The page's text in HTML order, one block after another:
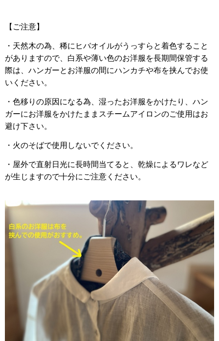
【ご注意】
・天然木の為、稀にヒバオイルがうっすらと着色すること
がありますので、白系や薄い色のお洋服を長期間保管する
際は、ハンガーとお洋服の間にハンカチや布を挟んでお使
いください。
・色移りの原因になる為、湿ったお洋服をかけたり、ハン
ガーにお洋服をかけたままスチームアイロンのご使用はお
避け下さい。
・火のそばで使用しないでください。
・屋外で直射日光に長時間当てると、乾燥によるワレなど
が生じますので十分にご注意ください。